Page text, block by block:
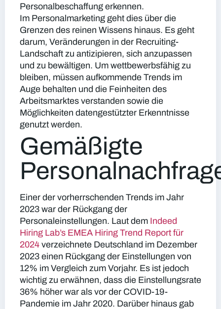
Personalbeschaffung erkennen.
Im Personalmarketing geht dies über die
Grenzen des reinen Wissens hinaus. Es geht
darum, Veränderungen in der Recruiting-
Landschaft zu antizipieren, sich anzupassen
und zu bewältigen. Um wettbewerbsfähig zu
bleiben, müssen aufkommende Trends im
Auge behalten und die Feinheiten des
Arbeitsmarktes verstanden sowie die
Möglichkeiten datengestützter Erkenntnisse
genutzt werden.
Gemäßigte
Einer der vorherrschenden Trends im Jahr
2023 war der Rückgang der
Personaleinstellungen. Laut dem Indeed
Hiring Lab’s EMEA Hiring Trend Report für
2024 verzeichnete Deutschland im Dezember
2023 einen Rückgang der Einstellungen von
12% im Vergleich zum Vorjahr. Es ist jedoch
wichtig zu erwähnen, dass die Einstellungsrate
36% höher war als vor der COVID-19-
Pandemie im Jahr 2020. Darüber hinaus gab